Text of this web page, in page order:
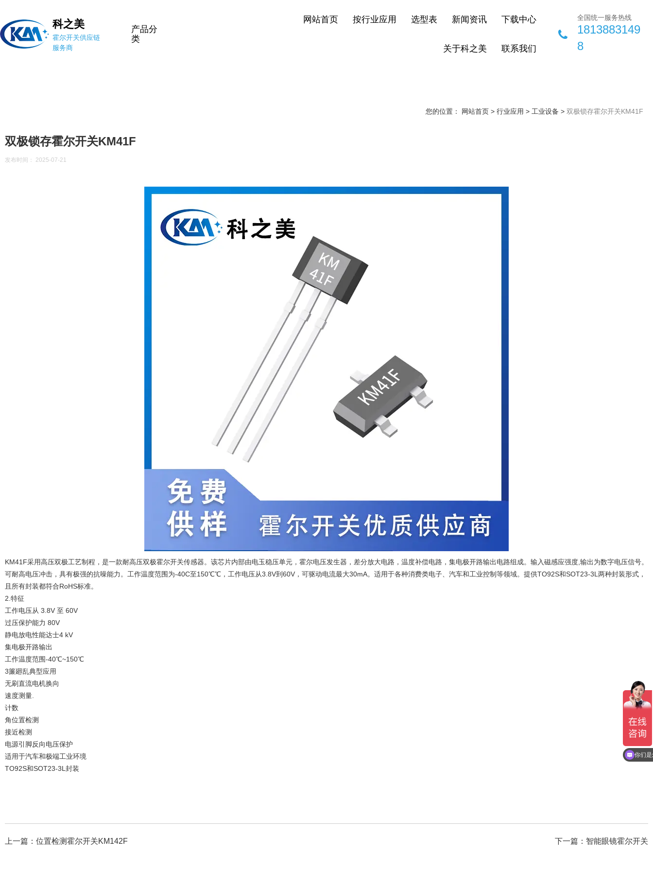
科之美
霍尔开关供应链
服务商
产品分
类
网站首页 按行业应用 选型表 新闻资讯 下载中心
关于科之美 联系我们
全国统一服务热线
1813883149
8
您的位置： 网站首页 > 行业应用 > 工业设备 > 双极锁存霍尔开关KM41F
双极锁存霍尔开关KM41F
发布时间： 2025-07-21
KM41F采用高压双极工艺制程，是一款耐高压双极霍尔开关传感器。该芯片内部由电玉稳压单元，霍尔电压发生器，差分放大电路，温度补偿电路，集电极开路输出电路组成。输入磁感应强度,输出为数字电压信号。
可耐高电压冲击，具有极强的抗噪能力。工作温度范围为-40C至150℃℃，工作电压从3.8V到60V，可驱动电流最大30mA。适用于各种消费类电子、汽车和工业控制等领域。提供TO92S和SOT23-3L两种封装形式，
且所有封装都符合RoHS标准。
2.特征
工作电压从 3.8V 至 60V
过压保护能力 80V
静电放电性能达士4 kV
集电极开路输出
工作温度范围-40℃~150℃
3簾廻乱典型应用
无刷直流电机换向
速度测量.
计数
角位置检测
接近检测
电源引脚反向电压保护
适用于汽车和极端工业环境
TO92S和SOT23-3L封装
上一篇： 位置检测霍尔开关KM142F 下一篇： 智能眼镜霍尔开关
你们